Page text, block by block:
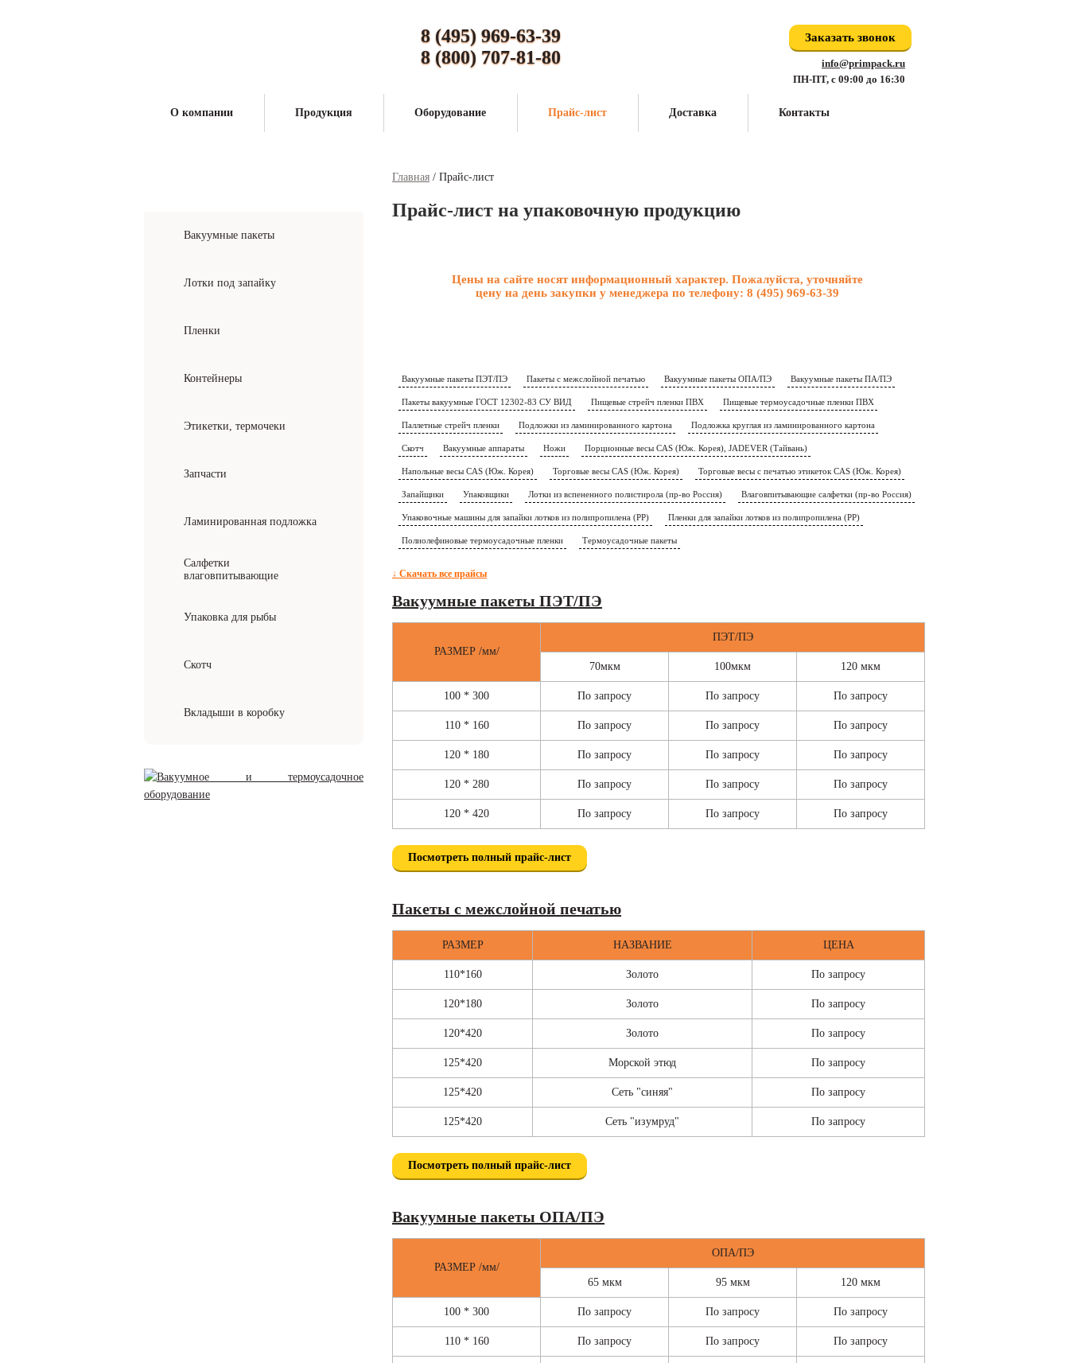
Главная / Прайс-лист
Прайс-лист на упаковочную продукцию
Цены на сайте носят информационный характер. Пожалуйста, уточняйте
цену на день закупки у менеджера по телефону: 8 (495) 969-63-39
Вакуумные пакеты ПЭТ/ПЭ Пакеты с межслойной печатью Вакуумные пакеты ОПА/ПЭ Вакуумные пакеты ПА/ПЭ
Пакеты вакуумные ГОСТ 12302-83 СУ ВИД Пищевые стрейч пленки ПВХ Пищевые термоусадочные пленки ПВХ
Паллетные стрейч пленки Подложки из ламинированного картона Подложка круглая из ламинированного картона
Скотч Вакуумные аппараты Ножи Порционные весы CAS (Юж. Корея), JADEVER (Тайвань)
Напольные весы CAS (Юж. Корея) Торговые весы CAS (Юж. Корея) Торговые весы с печатью этикеток CAS (Юж. Корея)
Запайщики Упаковщики Лотки из вспененного полистирола (пр-во Россия) Влаговпитывающие салфетки (пр-во Россия)
Упаковочные машины для запайки лотков из полипропилена (РР) Пленки для запайки лотков из полипропилена (РР)
Полиолефиновые термоусадочные пленки Термоусадочные пакеты
↓ Скачать все прайсы
Вакуумные пакеты ПЭТ/ПЭ
РАЗМЕР /мм/
ПЭТ/ПЭ
70мкм 100мкм 120 мкм
100 * 300 По запросу По запросу По запросу
110 * 160 По запросу По запросу По запросу
120 * 180 По запросу По запросу По запросу
120 * 280 По запросу По запросу По запросу
120 * 420 По запросу По запросу По запросу
Посмотреть полный прайс-лист
Пакеты с межслойной печатью
РАЗМЕР НАЗВАНИЕ ЦЕНА
110*160 Золото По запросу
120*180 Золото По запросу
120*420 Золото По запросу
125*420 Морской этюд По запросу
125*420 Сеть "синяя" По запросу
125*420 Сеть "изумруд" По запросу
Посмотреть полный прайс-лист
Вакуумные пакеты ОПА/ПЭ
РАЗМЕР /мм/
ОПА/ПЭ
65 мкм 95 мкм 120 мкм
100 * 300 По запросу По запросу По запросу
110 * 160 По запросу По запросу По запросу
Вакуумные пакеты
Лотки под запайку
Пленки
Контейнеры
Этикетки, термочеки
Запчасти
Ламинированная подложка
Салфетки
влаговпитывающие
Упаковка для рыбы
Скотч
Вкладыши в коробку
8 (495) 969-63-39
8 (800) 707-81-80
Заказать звонок
info@primpack.ru
ПН-ПТ, с 09:00 до 16:30
О компании Продукция Оборудование Прайс-лист Доставка Контакты